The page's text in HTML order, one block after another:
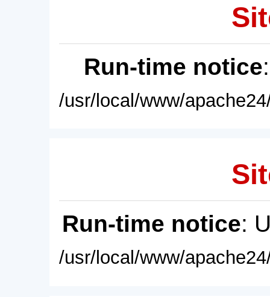
Run-time notice
/usr/local/www/
Run-time notice:
/usr/local/www/